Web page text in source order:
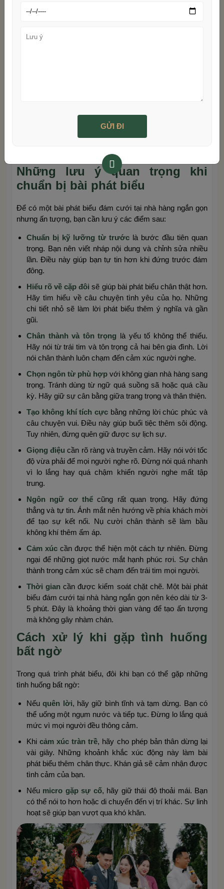
Tham khảo mẫu bài phát biểu đám cưới cho từng đối
Những lưu ý quan trọng khi
chuẩn bị bài phát biểu
Để có một bài phát biểu đám cưới tại nhà hàng ngắn gọn
nhưng ấn tượng, bạn cần lưu ý các điểm sau:
Chuẩn bị kỹ lưỡng từ trước là bước đầu tiên quan
trọng. Bạn nên viết nháp nội dung và chỉnh sửa nhiều
lần. Điều này giúp bạn tự tin hơn khi đứng trước đám
đông.
Hiểu rõ về cặp đôi sẽ giúp bài phát biểu chân thật hơn.
Hãy tìm hiểu về câu chuyện tình yêu của họ. Những
chi tiết nhỏ sẽ làm lời phát biểu thêm ý nghĩa và gần
gũi.
Chân thành và tôn trọng là yếu tố không thể thiếu.
Hãy nói từ trái tim và tôn trọng cả hai bên gia đình. Lời
nói chân thành luôn chạm đến cảm xúc người nghe.
Chọn ngôn từ phù hợp với không gian nhà hàng sang
trọng. Tránh dùng từ ngữ quá suồng sã hoặc quá cầu
kỳ. Hãy giữ sự cân bằng giữa trang trọng và thân thiện.
Tạo không khí tích cực bằng những lời chúc phúc và
câu chuyện vui. Điều này giúp buổi tiệc thêm sôi động.
Tuy nhiên, đừng quên giữ được sự lịch sự.
Giọng điệu cần rõ ràng và truyền cảm. Hãy nói với tốc
độ vừa phải để mọi người nghe rõ. Đừng nói quá nhanh
vì lo lắng hay quá chậm khiến người nghe mất tập
trung.
Ngôn ngữ cơ thể cũng rất quan trọng. Hãy đứng
thẳng và tự tin. Ánh mắt nên hướng về phía khách mời
để tạo sự kết nối. Nụ cười chân thành sẽ làm bầu
không khí thêm ấm áp.
Cảm xúc cần được thể hiện một cách tự nhiên. Đừng
ngại để những giọt nước mắt hạnh phúc rơi. Sự chân
thành trong cảm xúc sẽ chạm đến trái tim mọi người.
Thời gian cần được kiểm soát chặt chẽ. Một bài phát
biểu đám cưới tại nhà hàng ngắn gọn nên kéo dài từ 3-
5 phút. Đây là khoảng thời gian vàng để tạo ấn tượng
mà không gây nhàm chán.
Cách xử lý khi gặp tình huống
bất ngờ
Trong quá trình phát biểu, đôi khi bạn có thể gặp những
tình huống bất ngờ:
Nếuquên lời, hãy giữ bình tĩnh và tạm dừng. Bạn có
thể uống một ngụm nước và tiếp tục. Đừng lo lắng quá
mức vì mọi người đều thông cảm.
Khicảm xúc tràn trề, hãy cho phép bản thân dừng lại
vài giây. Những khoảnh khắc xúc động này làm bài
phát biểu thêm chân thực. Khán giả sẽ cảm nhận được
tình cảm của bạn.
Nếu micro gặp sự cố, hãy giữ thái độ thoải mái. Bạn
có thể nói to hơn hoặc di chuyển đến vị trí khác. Sự linh
hoạt sẽ giúp bạn vượt qua khó khăn.